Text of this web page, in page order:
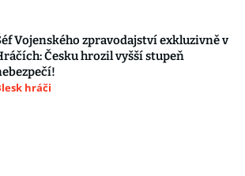
Vojenského zpravodajství exkluzivně v
Česku hrozil vyšší stupeň
hráči